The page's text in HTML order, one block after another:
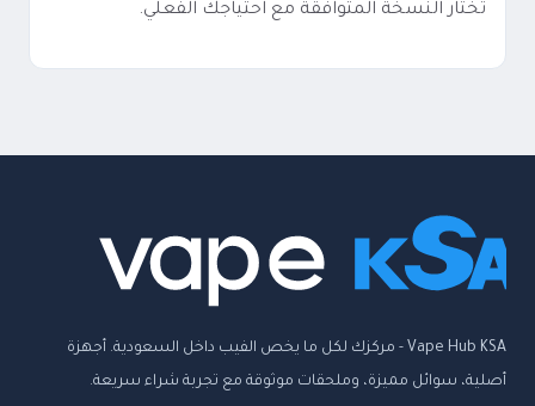
تختار النسخة المتوافقة مع احتياجك الفعلي.
Vape Hub KSA - مركزك لكل ما يخص الفيب داخل السعودية. أجهزة
أصلية، سوائل مميزة، وملحقات موثوقة مع تجربة شراء سريعة.